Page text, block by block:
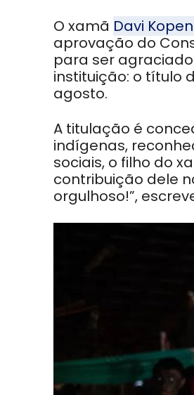
O xamã Davi
aprovação do
para ser
instituição: o título
agosto.
A titulação é
indígenas,
sociais, o filho do
contribuição dele
orgulhoso!”,